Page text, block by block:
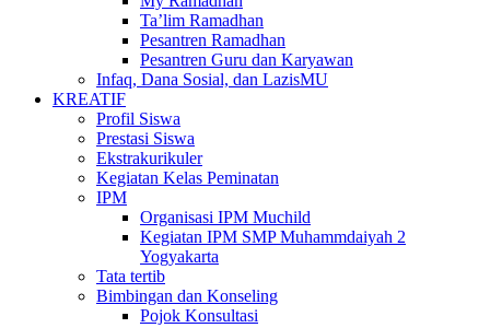
Ta’lim Ramadhan
Pesantren Ramadhan
Pesantren Guru dan Karyawan
Infaq, Dana Sosial, dan LazisMU
KREATIF
Profil Siswa
Prestasi Siswa
Ekstrakurikuler
Kegiatan Kelas Peminatan
IPM
Organisasi IPM Muchild
Kegiatan IPM SMP Muhammdaiyah 2
Yogyakarta
Tata tertib
Bimbingan dan Konseling
Pojok Konsultasi